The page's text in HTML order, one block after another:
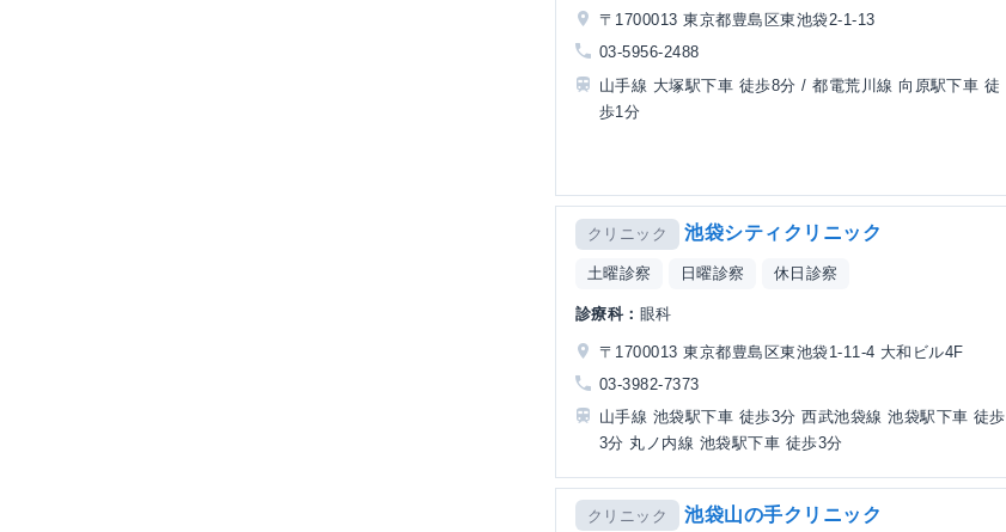
〒1700013 東京都豊島区東池袋2-1-13
03-5956-2488
山手線 大塚駅下車 徒歩8分 / 都電荒川線 向原駅下車 徒
歩1分
クリニック 池袋シティクリニック
土曜診察 日曜診察 休日診察
診療科： 眼科
〒1700013 東京都豊島区東池袋1-11-4 大和ビル4F
03-3982-7373
山手線 池袋駅下車 徒歩3分 西武池袋線 池袋駅下車 徒歩
3分 丸ノ内線 池袋駅下車 徒歩3分
クリニック 池袋山の手クリニック